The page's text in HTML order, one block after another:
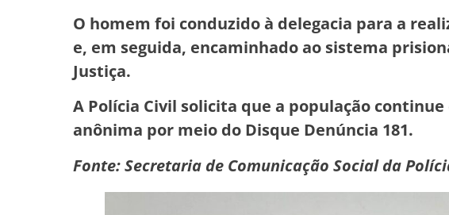
O homem foi conduzido à delegacia para a
e, em seguida, encaminhado ao sistema
Justiça.
A Polícia Civil solicita que a população
anônima por meio do Disque Denúncia 181.
Fonte: Secretaria de Comunicação Social da